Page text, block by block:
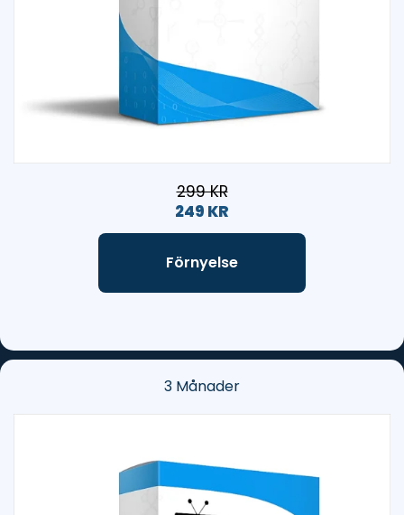
299 KR
249 KR
Förnyelse
3 Månader